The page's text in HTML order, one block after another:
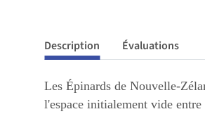
Description Évaluations
Les Épinards de Nouvelle-
l'espace initialement vide entre